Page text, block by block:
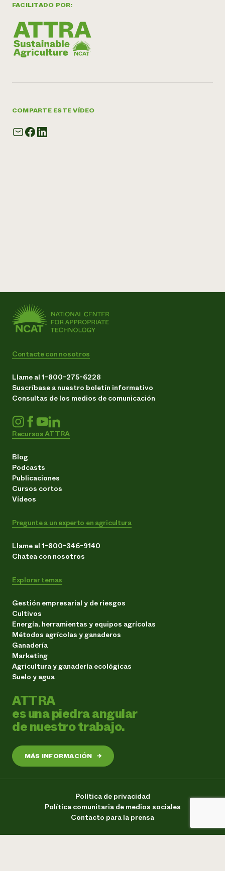
FACILITADO POR:
COMPARTE ESTE VÍDEO
Contacte con nosotros
Llame al 1-800-275-6228
Suscríbase a nuestro boletín informativo
Consultas de los medios de comunicación
Recursos ATTRA
Blog
Podcasts
Publicaciones
Cursos cortos
Vídeos
Pregunte a un experto en agricultura
Llame al 1-800-346-9140
Chatea con nosotros
Explorar temas
Gestión empresarial y de riesgos
Cultivos
Energía, herramientas y equipos agrícolas
Métodos agrícolas y ganaderos
Ganadería
Marketing
Agricultura y ganadería ecológicas
Suelo y agua
ATTRA
es una piedra angular
de nuestro trabajo.
MÁS INFORMACIÓN →
Política de privacidad
Política comunitaria de medios sociales
Contacto para la prensa